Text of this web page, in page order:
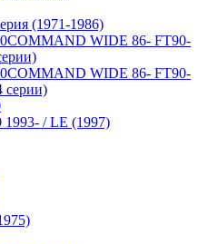
(1971-1986)
WIDE 86- FT90-
WIDE 86- FT90-
серии)
/ LE (1997)